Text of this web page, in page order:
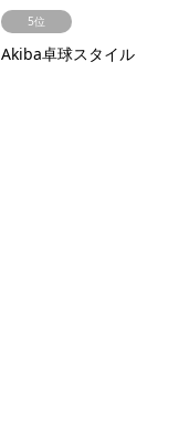
5位
Akiba卓球スタイル